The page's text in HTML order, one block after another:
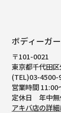
ボディーガ
〒101-0021
東京都千代田
(TEL)03-4500-
営業時間 11:00
定休日 年中無
アキバ店の詳